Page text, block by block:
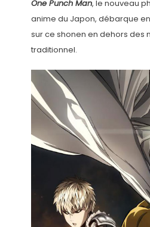
One Punch Man, le nouveau
anime du Japon, débarque
sur ce shonen en dehors des
traditionnel.